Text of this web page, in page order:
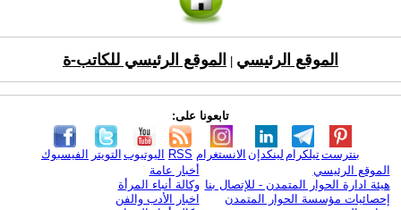
الموقع الرئيسي الموقع الرئيسي للكاتب-ة
تابعونا على:
الفيسبوك التويتر اليوتيوب RSS الانستغرام لينكدإن تيلكرامبنترست
الموقع الرئيسي
هيئة ادارة الحوار المتمدن - للإتصال بنا
إحصائيات مؤسسة الحوار المتمدن
أخبار عامة
وكالة أنباء المرأة
اخبار الأدب والفن